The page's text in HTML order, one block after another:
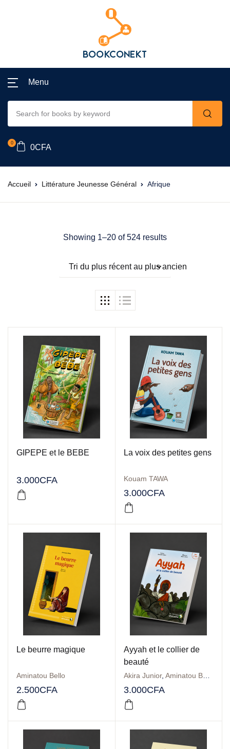
Menu
0
0CFA
Accueil Littérature Jeunesse Général Afrique
Showing 1–20 of 524 results
Tri du plus récent au plus ancien
GIPEPE et le BEBE
3.000CFA
La voix des petites gens
Kouam TAWA
3.000CFA
Le beurre magique
Aminatou Bello
2.500CFA
Ayyah et le collier de
beauté
Akira Junior, Aminatou Bello
3.000CFA